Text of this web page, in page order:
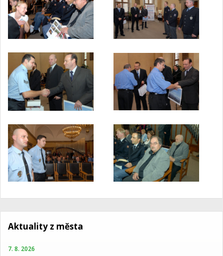
Aktuality z města
7. 8. 2026